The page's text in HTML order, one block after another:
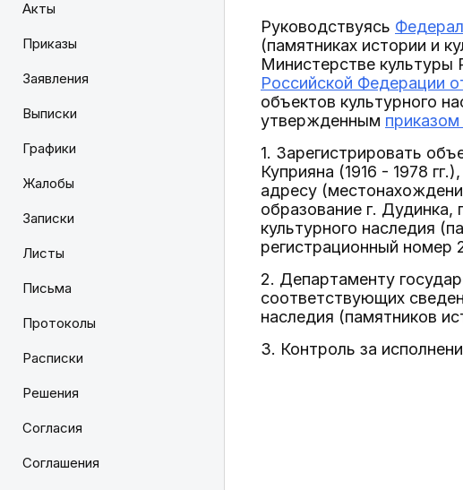
Акты
Приказы
Заявления
Выписки
Графики
Жалобы
Записки
Листы
Письма
Протоколы
Расписки
Решения
Согласия
Соглашения
Руководствуясь
(памятниках истории и
Министерстве культуры
Российской Федерации
объектов культурного
утвержденным
1. Зарегистрировать
Куприяна (1916 - 1978
адресу
образование г.
культурного наследия
регистрационный номер
2. Департаменту
соответствующих
наследия (памятников
3. Контроль за